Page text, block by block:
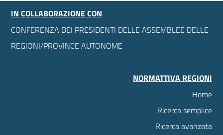
IN COLLABORAZIONE CON
CONFERENZA DEI PRESIDENTI DELLE ASSEMBLEE DELLE
REGIONI/PROVINCE AUTONOME
NORMATTIVA REGIONI
Home
Ricerca semplice
Ricerca avanzata